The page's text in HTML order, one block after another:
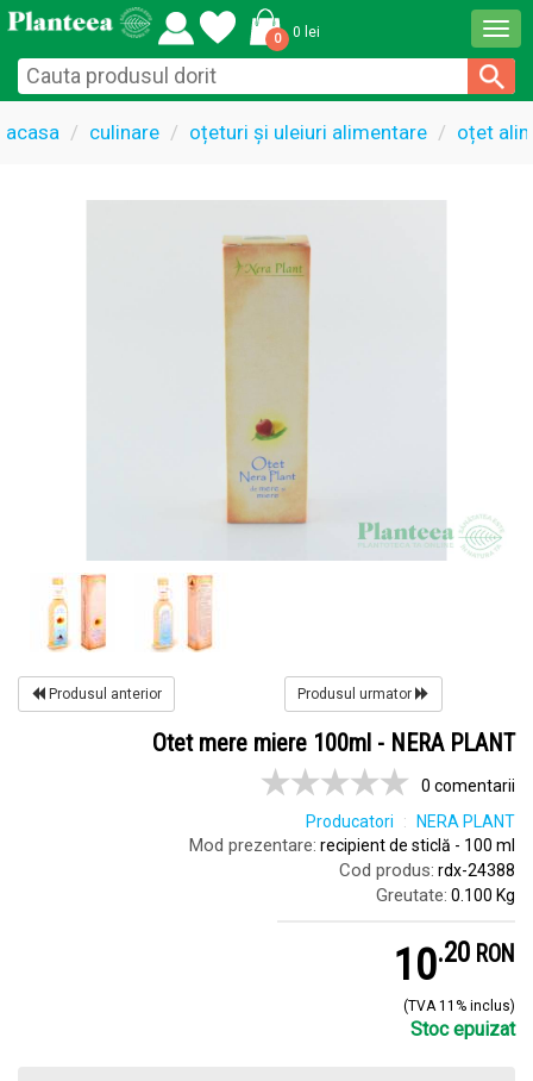
0 0 lei
acasa culinare oțeturi și uleiuri alimentare oțet
Produsul anterior Produsul urmator
Otet mere miere 100ml - NERA PLANT
0 comentarii
Producatori
NERA PLANT
Mod prezentare: recipient de sticlă - 100 ml
Cod produs: rdx-24388
Greutate: 0.100 Kg
10.2 RON
(TVA 11% inclus)
Stoc epuizat